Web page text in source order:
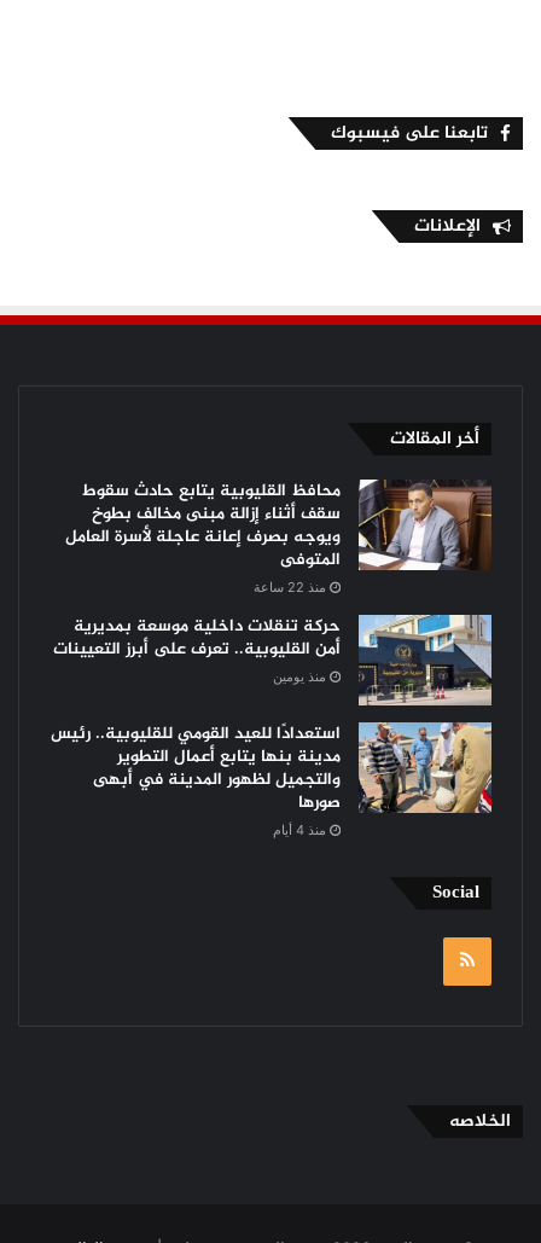
تابعنا على فيسبوك
الإعلانات
أخر المقالات
محافظ القليوبية يتابع حادث سقوط
سقف أثناء إزالة مبنى مخالف بطوخ
ويوجه بصرف إعانة عاجلة لأسرة العامل
المتوفى
منذ 22 ساعة
حركة تنقلات داخلية موسعة بمديرية
أمن القليوبية.. تعرف على أبرز التعيينات
منذ يومين
استعدادًا للعيد القومي للقليوبية.. رئيس
مدينة بنها يتابع أعمال التطوير
والتجميل لظهور المدينة في أبهى
صورها
منذ 4 أيام
Social
RSS
الخلاصه